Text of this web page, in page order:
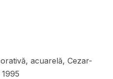
acuarelă, Cezar-